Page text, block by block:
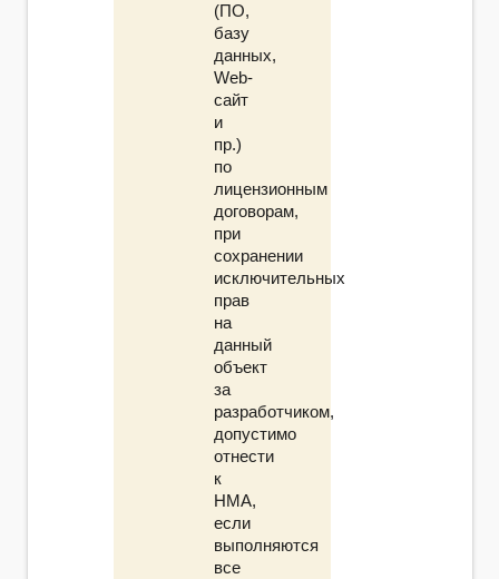
(ПО,
базу
данных,
Web-
сайт
и
пр.)
по
лицензионным
договорам,
при
сохранении
исключительных
прав
на
данный
объект
за
разработчиком,
допустимо
отнести
к
НМА,
если
выполняются
все